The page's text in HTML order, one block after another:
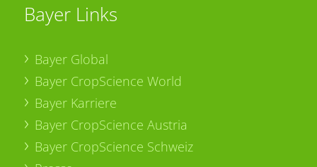
Bayer Links
Bayer Global
Bayer CropScience World
Bayer Karriere
Bayer CropScience Austria
Bayer CropScience Schweiz